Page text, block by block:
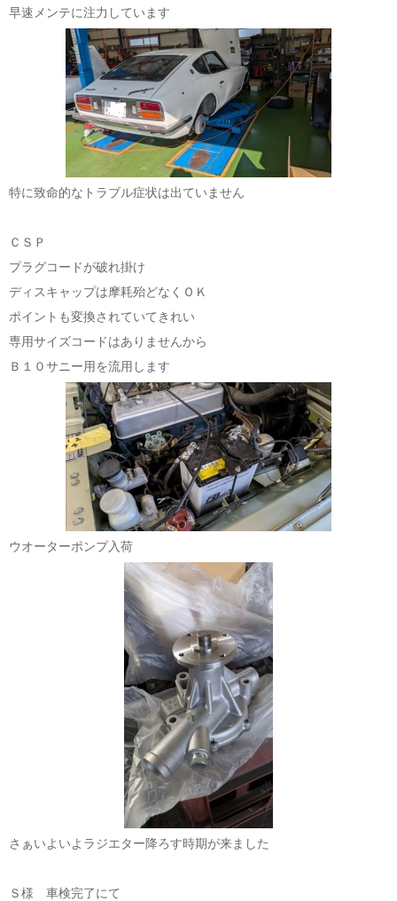
早速メンテに注力しています
特に致命的なトラブル症状は出ていません
ＣＳＰ
プラグコードが破れ掛け
ディスキャップは摩耗殆どなくＯＫ
ポイントも変換されていてきれい
専用サイズコードはありませんから
Ｂ１０サニー用を流用します
ウオーターポンプ入荷
さぁいよいよラジエター降ろす時期が来ました
Ｓ様 車検完了にて